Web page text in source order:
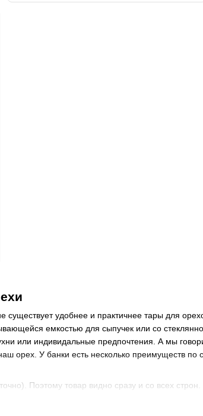
удобнее и практичнее тары для
емкостью для сыпучек или со
или индивидальные предпочтения. А мы
орех. У банки есть несколько преимуществ
Поэтому товар видно сразу и со всех строн.